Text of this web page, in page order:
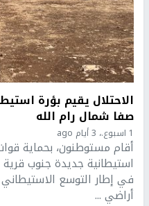
الاحتلال يقيم بؤرة
صفا شمال رام الله
1 اسبوع.، 3 أيام ago
أقام مستوطنون، بحماية
استيطانية جديدة جنوب
في إطار التوسع
أراضي ...